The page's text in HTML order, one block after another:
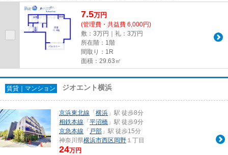
7.5万円
(管理費・共益費 6,000円)
敷：3万円｜礼：3万円
所在階：1階
間取り：1R
面積：29.63㎡
賃貸｜マンション ジオエント横浜
京浜東北線 「 横浜 」駅 徒歩8分
相鉄本線 「 平沼橋 」駅 徒歩9分
京急本線 「 戸部 」駅 徒歩15分
神奈川県横浜市西区 岡野 １丁目
24万円